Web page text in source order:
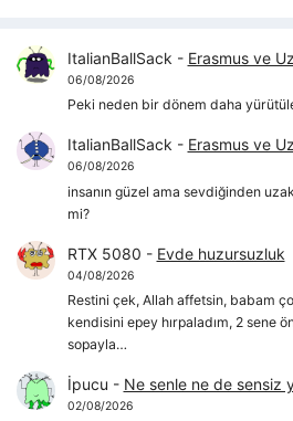
ItalianBallSack - Erasmus ve
06/08/2026
Peki neden bir dönem daha
ItalianBallSack - Erasmus ve
06/08/2026
insanın güzel ama sevdiğinden
mi?
RTX 5080 - Evde huzursuzluk
04/08/2026
Restini çek, Allah affetsin, babam
kendisini epey hırpaladım, 2 sene
sopayla…
İpucu - Ne senle ne de sensiz
02/08/2026